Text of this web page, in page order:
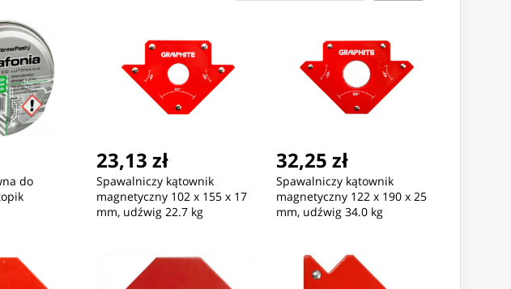
do
23,13 zł
Spawalniczy kątownik
magnetyczny 102 x 155 x 17
mm, udźwig 22.7 kg
32,25 zł
Spawalniczy kątownik
magnetyczny 122 x 190 x 25
mm, udźwig 34.0 kg